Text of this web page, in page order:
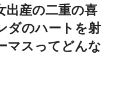
出産の二重の喜
ダのハートを射
マスってどんな